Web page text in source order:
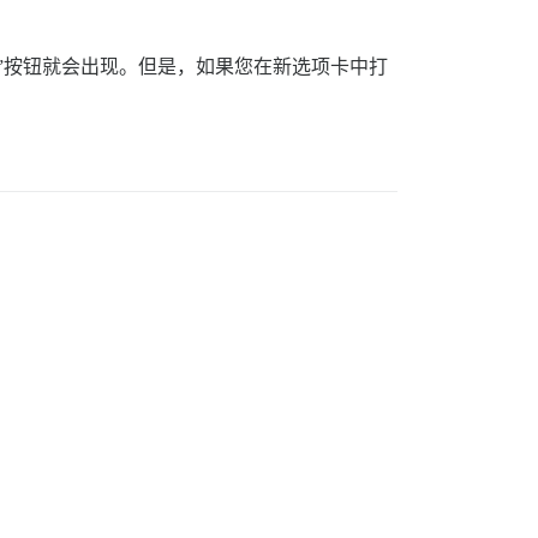
钮就会出现。但是，如果您在新选项卡中打